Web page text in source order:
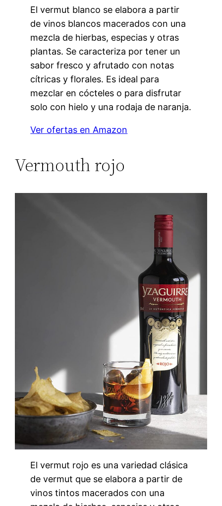
El vermut blanco se elabora a partir
de vinos blancos macerados con una
mezcla de hierbas, especias y otras
plantas. Se caracteriza por tener un
sabor fresco y afrutado con notas
cítricas y florales. Es ideal para
mezclar en cócteles o para disfrutar
solo con hielo y una rodaja de naranja.
Ver ofertas en Amazon
Vermouth rojo
El vermut rojo es una variedad clásica
de vermut que se elabora a partir de
vinos tintos macerados con una